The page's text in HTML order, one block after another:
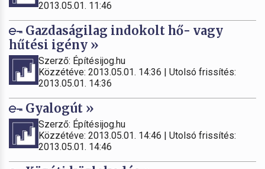
2013.05.01. 11:46
Gazdaságilag indokolt hő- vagy
hűtési igény »
Szerző: Építésijog.hu
Közzétéve: 2013.05.01. 14:36 | Utolsó frissítés:
2013.05.01. 14:36
Gyalogút »
Szerző: Építésijog.hu
Közzétéve: 2013.05.01. 14:46 | Utolsó frissítés:
2013.05.01. 14:46